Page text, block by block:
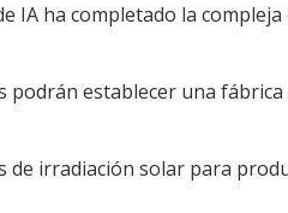
IA ha completado la
establecer una
de irradiación solar para